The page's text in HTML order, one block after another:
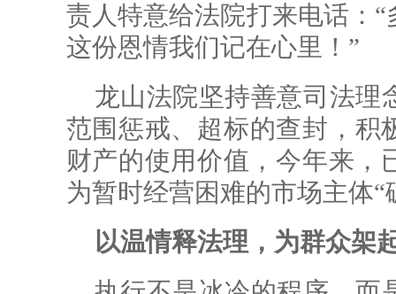
责人特意给法院打来电话：
这份恩情我们记在心里！”
龙山法院坚持善意司法理
范围惩戒、超标的查封，积
财产的使用价值，今年来，
为暂时经营困难的市场主体
以温情释法理，为群众架